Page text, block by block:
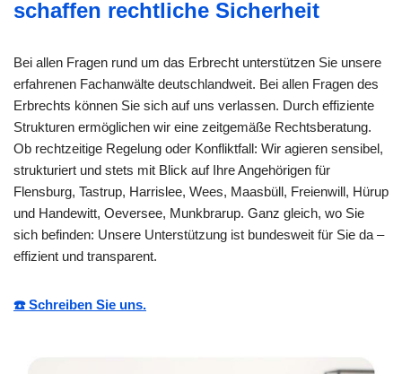
schaffen rechtliche Sicherheit
Bei allen Fragen rund um das Erbrecht unterstützen Sie unsere
erfahrenen Fachanwälte deutschlandweit. Bei allen Fragen des
Erbrechts können Sie sich auf uns verlassen. Durch effiziente
Strukturen ermöglichen wir eine zeitgemäße Rechtsberatung.
Ob rechtzeitige Regelung oder Konfliktfall: Wir agieren sensibel,
strukturiert und stets mit Blick auf Ihre Angehörigen für
Flensburg, Tastrup, Harrislee, Wees, Maasbüll, Freienwill, Hürup
und Handewitt, Oeversee, Munkbrarup. Ganz gleich, wo Sie
sich befinden: Unsere Unterstützung ist bundesweit für Sie da –
effizient und transparent.
☎️ Schreiben Sie uns.